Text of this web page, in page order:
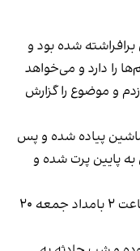
به مناسبت ۲۲ بهمن برافراشته شده بود و
را دارد و می‌خواهد
و موضوع را گزارش
ماشین پیاده شده و پس
به پایین پرت شده و
بر اساس گزارش همشهری، این اتفاق ساعت ۲ بامداد جمعه ۲۰